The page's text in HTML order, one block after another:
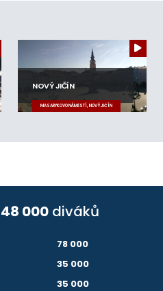
NOVÝ JIČÍN
MASARYKOVO NÁMĚSTÍ, NOVÝ JIČÍN
000 diváků
78 000
35 000
35 000